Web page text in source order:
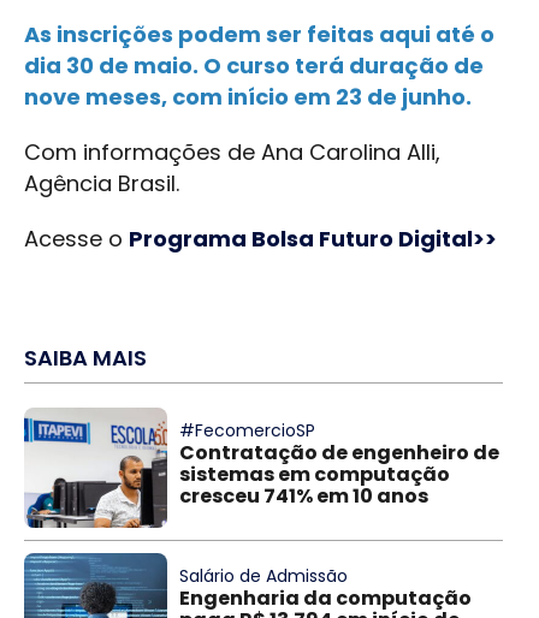
As inscrições podem ser feitas aqui até o
dia 30 de maio. O curso terá duração de
nove meses, com início em 23 de junho.
Com informações de Ana Carolina Alli,
Agência Brasil.
Acesse o Programa Bolsa Futuro Digital>>
SAIBA MAIS
#FecomercioSP
Contratação de engenheiro de
sistemas em computação
cresceu 741% em 10 anos
Salário de Admissão
Engenharia da computação